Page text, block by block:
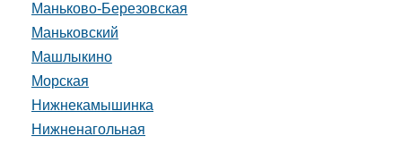
Маньково-Березовская
Маньковский
Машлыкино
Морская
Нижнекамышинка
Нижненагольная